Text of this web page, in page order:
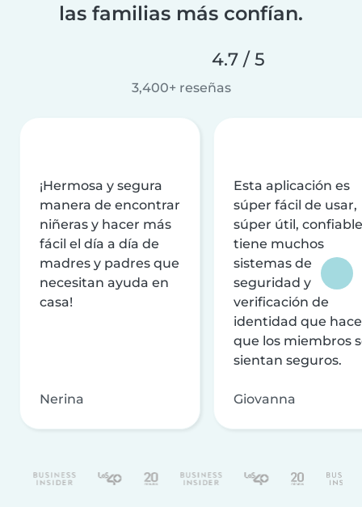
las familias más confían.
4.7 / 5
3,400+ reseñas
¡Hermosa y segura
manera de encontrar
niñeras y hacer más
fácil el día a día de
madres y padres que
necesitan ayuda en
casa!
Nerina
Esta aplicación es
súper fácil de usar,
súper útil,
tiene muchos
sistemas de
seguridad y
verificación de
identidad que
que los miembros
sientan seguros.
Giovanna